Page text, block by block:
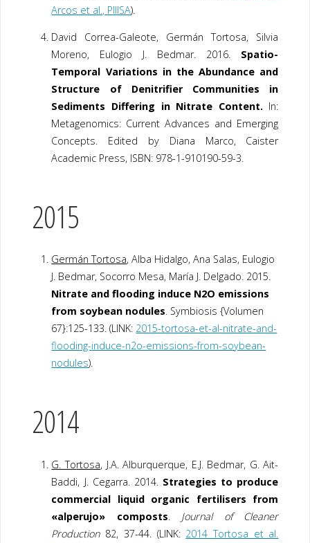
Arcos et al., PIIISA).
David Correa-Galeote, Germán Tortosa, Silvia
Moreno, Eulogio J. Bedmar. 2016. Spatio-
Temporal Variations in the Abundance and
Structure of Denitrifier Communities in
Sediments Differing in Nitrate Content.In:
Metagenomics: Current Advances and Emerging
Concepts. Edited by Diana Marco, Caister
Academic Press, ISBN: 978-1-910190-59-3.
2015
Germán Tortosa, Alba Hidalgo, Ana Salas, Eulogio
J. Bedmar, Socorro Mesa, María J. Delgado. 2015.
Nitrate and flooding induce N2O emissions
from soybean nodules. Symbiosis {Volumen
67}:125-133. (LINK: 2015-tortosa-et-al-nitrate-and-
flooding-induce-n2o-emissions-from-soybean-
nodules).
2014
G. Tortosa, J.A. Alburquerque, E.J. Bedmar, G. Ait-
Baddi, J. Cegarra. 2014. Strategies to produce
commercial liquid organic fertilisers from
«alperujo» composts
Journal of Cleaner
Production82, 37-44. (LINK: 2014 Tortosa et al.